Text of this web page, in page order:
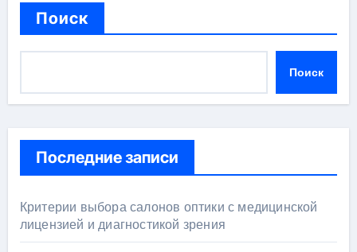
Поиск
Поиск
Последние записи
Критерии выбора салонов оптики с медицинской
лицензией и диагностикой зрения